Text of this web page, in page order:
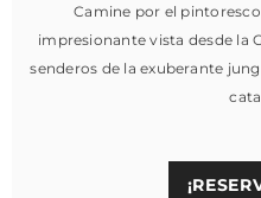
Camine por el
impresionante vista desde la
senderos de la exuberante